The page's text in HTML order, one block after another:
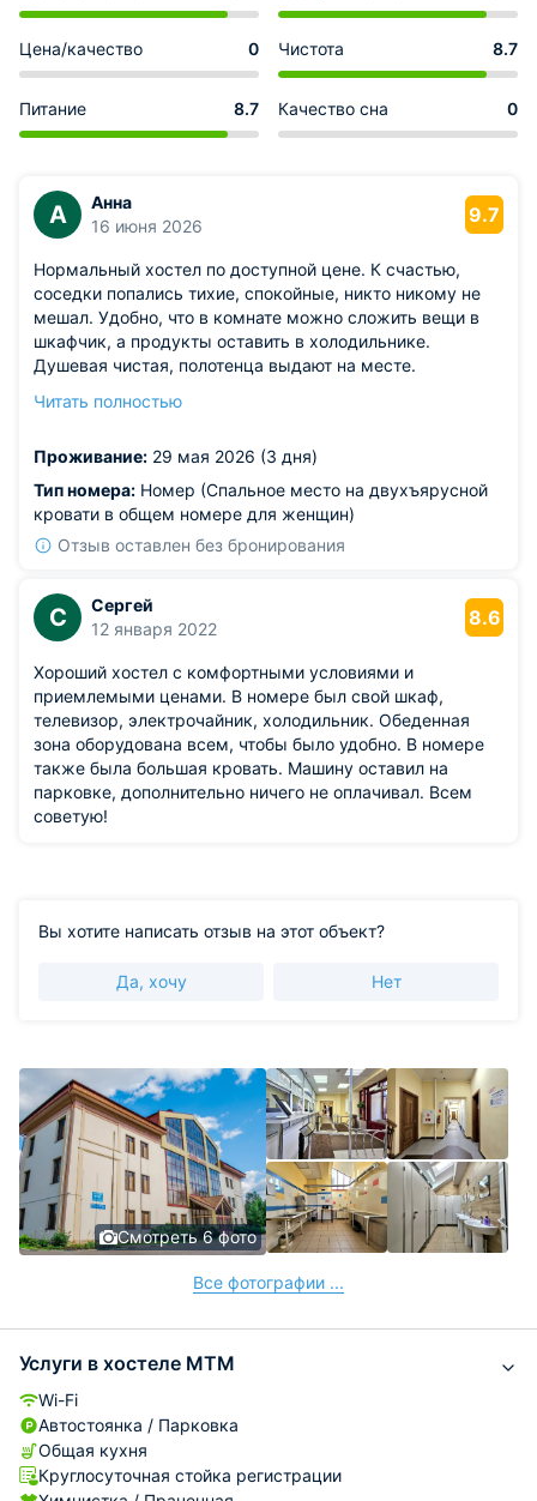
Цена/качество 0 Чистота 8.7
Питание 8.7 Качество сна 0
А
Анна
16 июня 2026
9.7
Нормальный хостел по доступной цене. К счастью,
соседки попались тихие, спокойные, никто никому не
мешал. Удобно, что в комнате можно сложить вещи в
шкафчик, а продукты оставить в холодильнике.
Душевая чистая, полотенца выдают на месте.
на общей кухне. По соотношению цена-качества все
Читать полностью
Проживание: 29 мая 2026 (3 дня)
Тип номера: Номер (Спальное место на двухъярусной
кровати в общем номере для женщин)
Отзыв оставлен без бронирования
С
Сергей
12 января 2022
8.6
Хороший хостел с комфортными условиями и
приемлемыми ценами. В номере был свой шкаф,
телевизор, электрочайник, холодильник. Обеденная
зона оборудована всем, чтобы было удобно. В номере
также была большая кровать. Машину оставил на
парковке, дополнительно ничего не оплачивал. Всем
советую!
Вы хотите написать отзыв на этот объект?
Да, хочу Нет
Смотреть 6 фото
Все фотографии ...
Услуги в хостеле MTM
Wi-Fi
Автостоянка / Парковка
Общая кухня
Круглосуточная стойка регистрации